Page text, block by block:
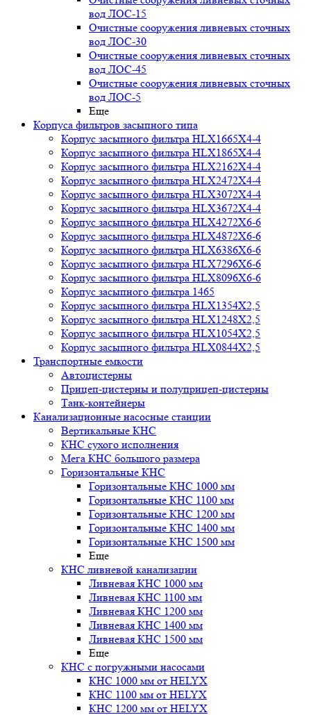
вод ЛОС-15
Очистные сооружения ливневых сточных
вод ЛОС-30
Очистные сооружения ливневых сточных
вод ЛОС-45
Очистные сооружения ливневых сточных
вод ЛОС-5
Еще
Корпуса фильтров засыпного типа
Корпус засыпного фильтра HLX1665X4-4
Корпус засыпного фильтра HLX1865X4-4
Корпус засыпного фильтра HLX2162X4-4
Корпус засыпного фильтра HLX2472X4-4
Корпус засыпного фильтра HLX3072X4-4
Корпус засыпного фильтра HLX3672X4-4
Корпус засыпного фильтра HLX4272X6-6
Корпус засыпного фильтра HLX4872X6-6
Корпус засыпного фильтра HLX6386X6-6
Корпус засыпного фильтра HLX7296X6-6
Корпус засыпного фильтра HLX8096X6-6
Корпус засыпного фильтра 1465
Корпус засыпного фильтра HLX1354X2,5
Корпус засыпного фильтра HLX1248X2,5
Корпус засыпного фильтра HLX1054X2,5
Корпус засыпного фильтра HLX0844X2,5
Транспортные емкости
Автоцистерны
Прицеп-цистерны и полуприцеп-цистерны
Танк-контейнеры
Канализационные насосные станции
Вертикальные КНС
КНС сухого исполнения
Мега КНС большого размера
Горизонтальные КНС
Горизонтальные КНС 1000 мм
Горизонтальные КНС 1100 мм
Горизонтальные КНС 1200 мм
Горизонтальные КНС 1400 мм
Горизонтальные КНС 1500 мм
Еще
КНС ливневой канализации
Ливневая КНС 1000 мм
Ливневая КНС 1100 мм
Ливневая КНС 1200 мм
Ливневая КНС 1400 мм
Ливневая КНС 1500 мм
Еще
КНС с погружными насосами
КНС 1000 мм от HELYX
КНС 1100 мм от HELYX
КНС 1200 мм от HELYX